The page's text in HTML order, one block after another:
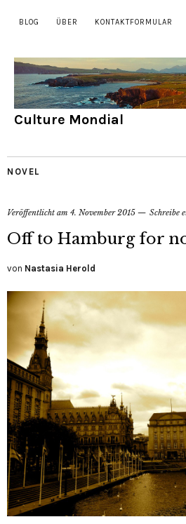
BLOG ÜBER KONTAKTFORMULAR
Culture Mondial
NOVEL
Veröffentlicht am 4. November 2015 Schreibe
Off to Hamburg for
von Nastasia Herold